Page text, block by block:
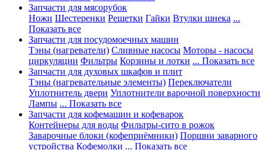
Запчасти для мясорубок
Ножи Шестеренки Решетки Гайки Втулки шнека ...
Показать все
Запчасти для посудомоечных машин
Тэны (нагреватели) Сливные насосы Моторы - насосы
циркуляции Фильтры Корзины и лотки ... Показать все
Запчасти для духовых шкафов и плит
Тэны (нагревательные элементы) Переключатели
Уплотнитель двери Уплотнители варочной поверхности
Лампы ... Показать все
Запчасти для кофемашин и кофеварок
Контейнеры для воды Фильтры-сито в рожок
Заварочные блоки (кофеприёмники) Поршни заварного
устройства Кофемолки ... Показать все